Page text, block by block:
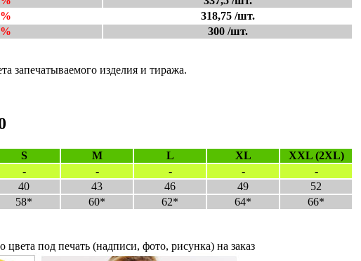
318,75 /шт.
300 /шт.
запечатываемого изделия и тиража.
S M L XL
XXL (2XL)
- - - -
-
40 43 46 49
52
58* 60* 62* 64*
66*
под печать (надписи, фото, рисунка) на заказ